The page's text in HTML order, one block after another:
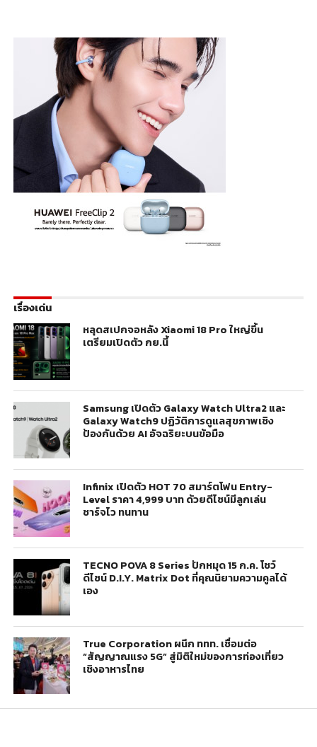
เรื่องเด่น
หลุดสเปกจอหลัง Xiaomi 18 Pro ใหญ่ขึ้น
เตรียมเปิดตัว กย.นี้
Samsung เปิดตัว Galaxy Watch Ultra2 และ
Galaxy Watch9 ปฏิวัติการดูแลสุขภาพเชิง
ป้องกันด้วย AI อัจฉริยะบนข้อมือ
Infinix เปิดตัว HOT 70 สมาร์ตโฟน Entry-
Level ราคา 4,999 บาท ด้วยดีไซน์มีลูกเล่น
ชาร์จไว ทนทาน
TECNO POVA 8 Series ปักหมุด 15 ก.ค. โชว์
ดีไซน์ D.I.Y. Matrix Dot ที่คุณนิยามความคูลได้
เอง
True Corporation ผนึก ททท. เชื่อมต่อ
“สัญญาณแรง 5G” สู่มิติใหม่ของการท่องเที่ยว
เชิงอาหารไทย